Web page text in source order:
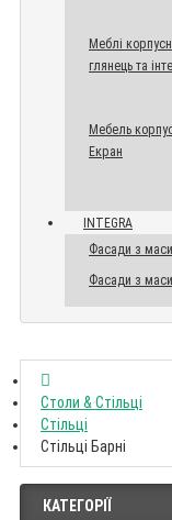
Меблі
глянець та
Мебель
Екран
INTEGRA
Фасади з
Фасади з
Столи & Стільці
Стільці
Стільці Барні
КАТЕГОРІЇ